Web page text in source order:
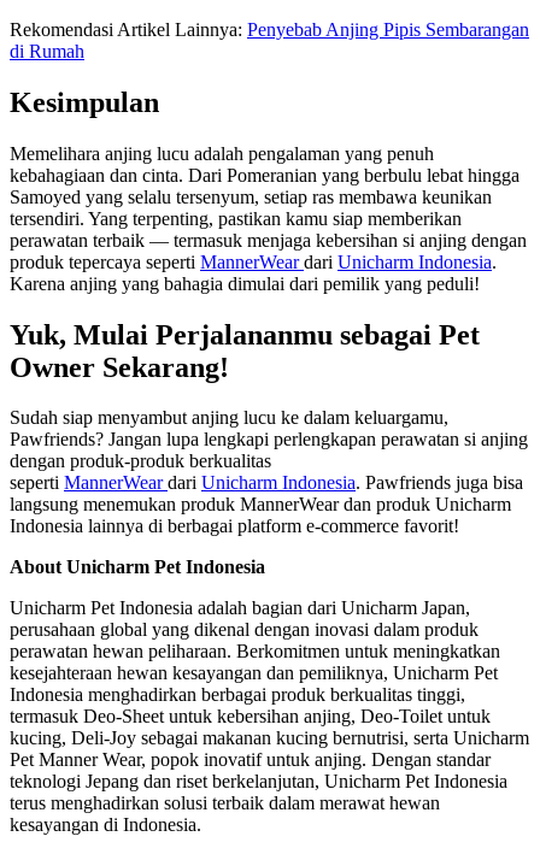
Rekomendasi Artikel Lainnya: Penyebab Anjing Pipis Sembarangan
di Rumah
Kesimpulan
Memelihara anjing lucu adalah pengalaman yang penuh
kebahagiaan dan cinta. Dari Pomeranian yang berbulu lebat hingga
Samoyed yang selalu tersenyum, setiap ras membawa keunikan
tersendiri. Yang terpenting, pastikan kamu siap memberikan
perawatan terbaik — termasuk menjaga kebersihan si anjing dengan
produk tepercaya seperti MannerWeardari Unicharm Indonesia.
Karena anjing yang bahagia dimulai dari pemilik yang peduli!
Yuk, Mulai Perjalananmu sebagai Pet
Owner Sekarang!
Sudah siap menyambut anjing lucu ke dalam keluargamu,
Pawfriends? Jangan lupa lengkapi perlengkapan perawatan si anjing
dengan produk-produk berkualitas
seperti MannerWeardari Unicharm Indonesia. Pawfriends juga bisa
langsung menemukan produk MannerWear dan produk Unicharm
Indonesia lainnya di berbagai platform e-commerce favorit!
About Unicharm Pet Indonesia
Unicharm Pet Indonesia adalah bagian dari Unicharm Japan,
perusahaan global yang dikenal dengan inovasi dalam produk
perawatan hewan peliharaan. Berkomitmen untuk meningkatkan
kesejahteraan hewan kesayangan dan pemiliknya, Unicharm Pet
Indonesia menghadirkan berbagai produk berkualitas tinggi,
termasuk Deo-Sheet untuk kebersihan anjing, Deo-Toilet untuk
kucing, Deli-Joy sebagai makanan kucing bernutrisi, serta Unicharm
Pet Manner Wear, popok inovatif untuk anjing. Dengan standar
teknologi Jepang dan riset berkelanjutan, Unicharm Pet Indonesia
terus menghadirkan solusi terbaik dalam merawat hewan
kesayangan di Indonesia.